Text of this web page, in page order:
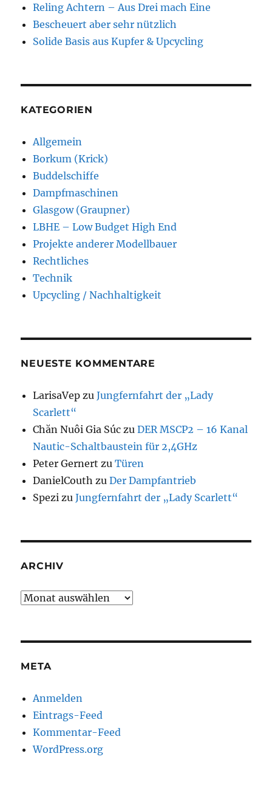
Reling Achtern – Aus Drei mach Eine
Bescheuert aber sehr nützlich
Solide Basis aus Kupfer & Upcycling
KATEGORIEN
Allgemein
Borkum (Krick)
Buddelschiffe
Dampfmaschinen
Glasgow (Graupner)
LBHE – Low Budget High End
Projekte anderer Modellbauer
Rechtliches
Technik
Upcycling / Nachhaltigkeit
NEUESTE KOMMENTARE
LarisaVep zuJungfernfahrt der „Lady
Scarlett“
Chăn Nuôi Gia Súc zuDER MSCP2 – 16 Kanal
Nautic-Schaltbaustein für 2,4GHz
Peter Gernert zuTüren
DanielCouth zuDer Dampfantrieb
Spezi zuJungfernfahrt der „Lady Scarlett“
ARCHIV
Archiv
META
Anmelden
Eintrags-Feed
Kommentar-Feed
WordPress.org